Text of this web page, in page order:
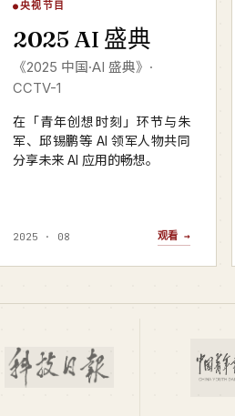
CCTV-1 · 2025 年度
央视节目
2025 AI 盛典
《2025 中国·AI 盛典》·
CCTV-1
在「青年创想时刻」环节与朱
军、邱锡鹏等 AI 领军人物共同
分享未来 AI 应用的畅想。
2025 · 08 观看 →